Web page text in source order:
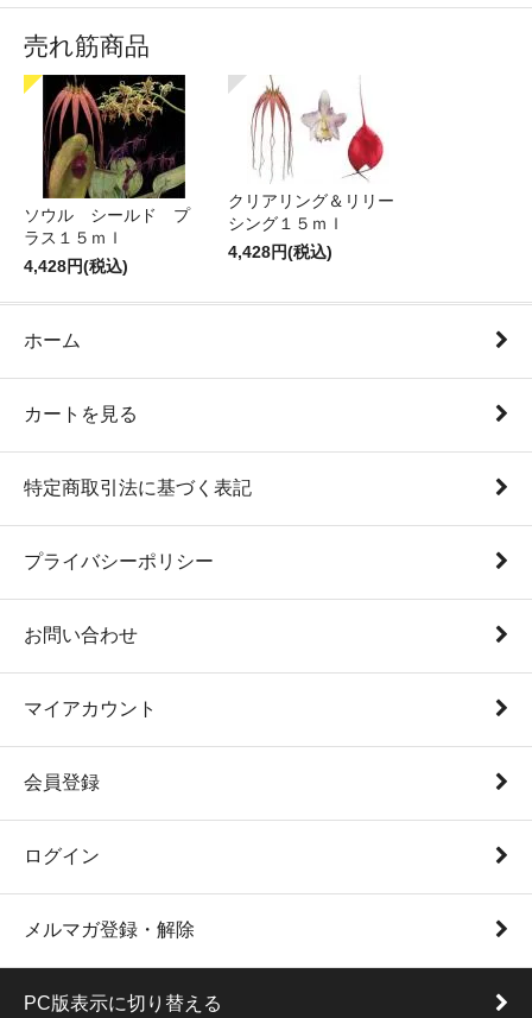
売れ筋商品
ソウル シールド プ
ラス１５ｍｌ
4,428円(税込)
クリアリング＆リリー
シング１５ｍｌ
4,428円(税込)
ホーム
カートを見る
特定商取引法に基づく表記
プライバシーポリシー
お問い合わせ
マイアカウント
会員登録
ログイン
メルマガ登録・解除
PC版表示に切り替える